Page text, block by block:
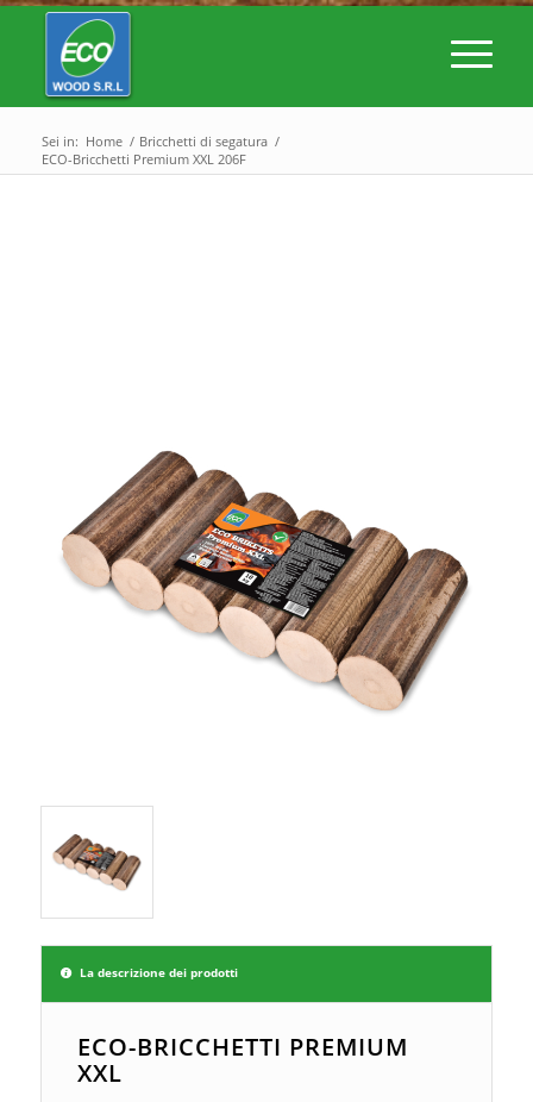
Sei in: Home / Bricchetti di segatura /
ECO-Bricchetti Premium XXL 206F
La descrizione dei prodotti
ECO-BRICCHETTI PREMIUM
XXL